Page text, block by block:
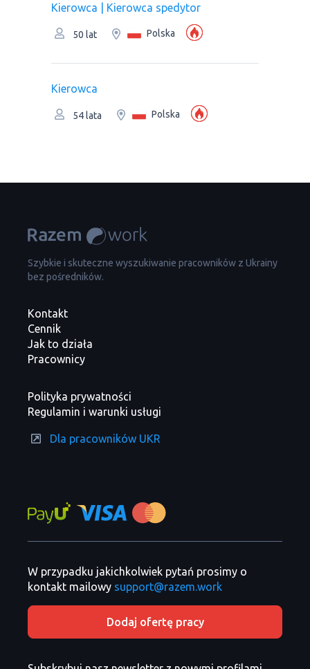
Kierowca | Kierowca spedytor
50 lat Polska
Kierowca
54 lata Polska
Szybkie i skuteczne wyszukiwanie pracowników z Ukrainy
bez pośredników.
Kontakt
Cennik
Jak to działa
Pracownicy
Polityka prywatności
Regulamin i warunki usługi
Dla pracowników UKR
W przypadku jakichkolwiek pytań prosimy o
kontakt mailowy support@razem.work
Dodaj ofertę pracy